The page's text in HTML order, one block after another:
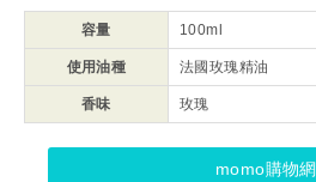
容量 100ml
使用油種 法國玫瑰精油
香味 玫瑰
momo購物網